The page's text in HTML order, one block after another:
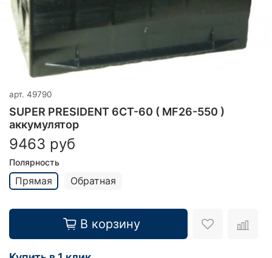
арт. 49790
SUPER PRESIDENT 6CT-60 ( MF26-550 )
аккумулятор
9463 руб
Полярность
Прямая Обратная
В корзину